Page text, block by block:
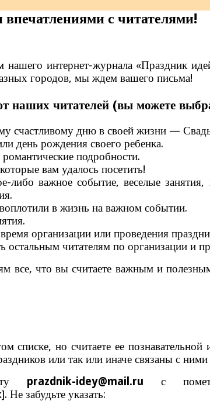
с читателями!
интернет-журнала «Праздник
городов, мы ждем вашего письма!
наших читателей (вы можете
счастливому дню в своей жизни —
день рождения своего ребенка.
подробности.
вам удалось посетить!
либо важное событие, веселые
в жизнь на важном событии.
организации или проведения
читателям по организации и
все, что вы считаете важным и
списке, но считаете ее
или так или иначе связаны с
prazdnik-idey@mail.ru с
Не забудьте указать: